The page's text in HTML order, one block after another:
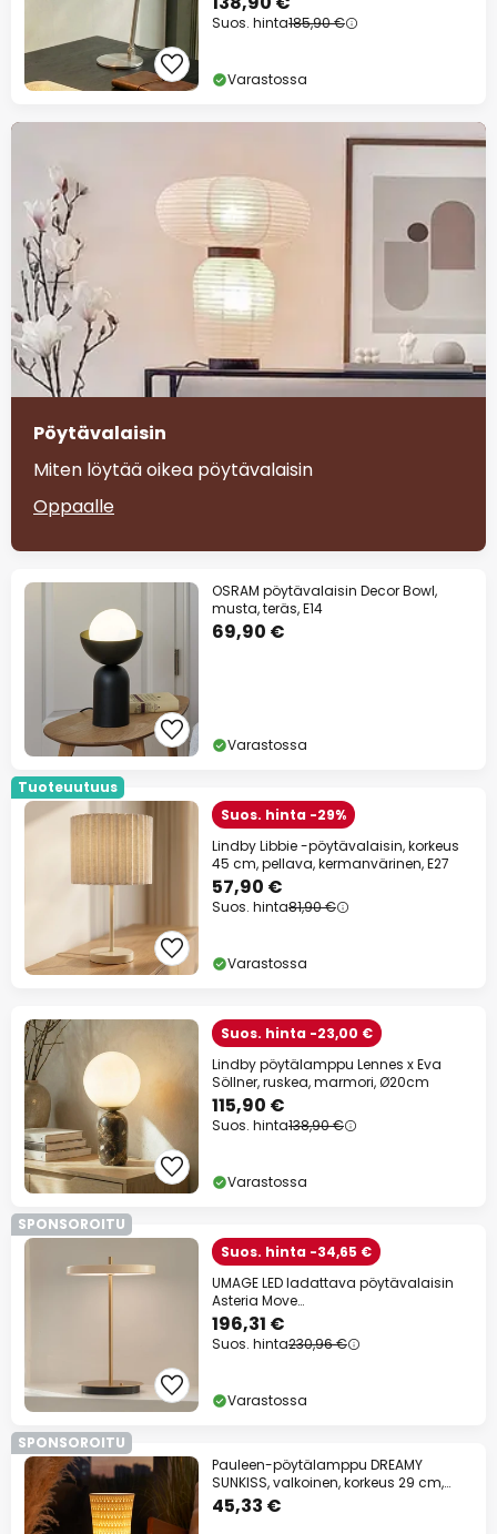
Suos. hinta185,90 €
Varastossa
Pöytävalaisin
Miten löytää oikea pöytävalaisin
Oppaalle
OSRAM pöytävalaisin Decor Bowl,
musta, teräs, E14
69,90 €
Varastossa
Tuoteuutuus
Suos. hinta -29%
Lindby Libbie -pöytävalaisin, korkeus
45 cm, pellava, kermanvärinen, E27
57,90 €
Suos. hinta81,90 €
Varastossa
Suos. hinta -23,00 €
Lindby pöytälamppu Lennes x Eva
Söllner, ruskea, marmori, Ø20cm
115,90 €
Suos. hinta138,90 €
Varastossa
SPONSOROITU
Suos. hinta -34,65 €
UMAGE LED ladattava pöytävalaisin
Asteria Move
helmiäisvalkoinen/messinki 31cm
196,31 €
Suos. hinta230,96 €
Varastossa
SPONSOROITU
Pauleen-pöytälamppu DREAMY
SUNKISS, valkoinen, korkeus 29 cm,
posliini
45,33 €